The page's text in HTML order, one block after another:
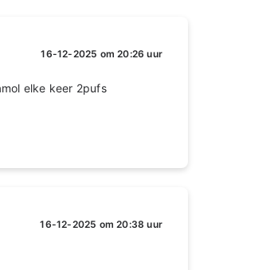
16-12-2025 om 20:26 uur
elke keer 2pufs
16-12-2025 om 20:38 uur